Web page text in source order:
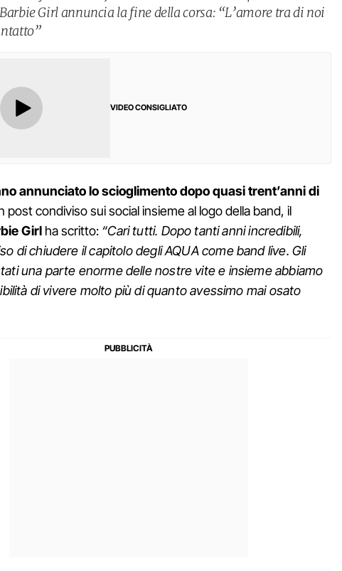
Girl annuncia la fine della corsa: “L’amore tra di noi
VIDEO CONSIGLIATO
annunciato lo scioglimento dopo quasi trent’anni di
post condiviso sui social insieme al logo della band, il
Girl ha scritto: “Cari tutti. Dopo tanti anni incredibili,
di chiudere il capitolo degli AQUA come band live. Gli
una parte enorme delle nostre vite e insieme abbiamo
di vivere molto più di quanto avessimo mai osato